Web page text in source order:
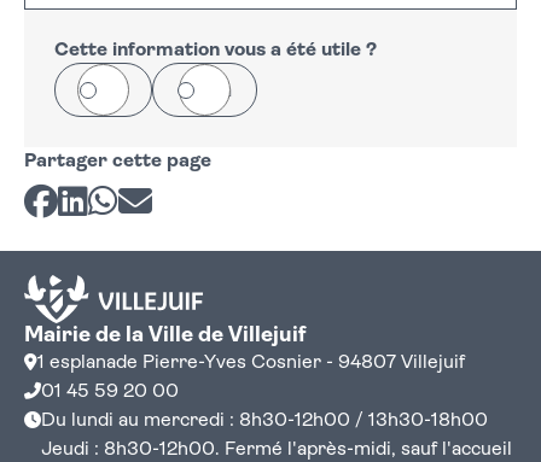
+
−
Cette information vous a été utile ?
Oui Non
Partager cette page
Partager sur Facebook
Partager sur LinkedIn
Partager sur Whatsapp
Partager par courriel
Mairie de la Ville de Villejuif
1 esplanade Pierre-Yves Cosnier - 94807 Villejuif
01 45 59 20 00
Du lundi au mercredi : 8h30-12h00 / 13h30-18h00
Jeudi : 8h30-12h00. Fermé l'après-midi, sauf l'accueil